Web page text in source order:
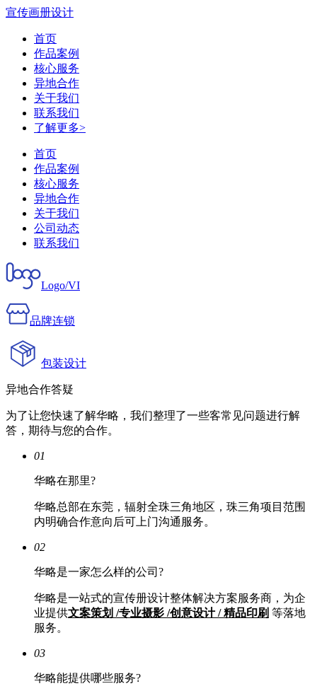
宣传画册设计
首页
作品案例
核心服务
异地合作
关于我们
联系我们
了解更多>
首页
作品案例
核心服务
异地合作
关于我们
公司动态
联系我们
Logo/VI
品牌连锁
包装设计
异地合作答疑
为了让您快速了解华略，我们整理了一些客常见问题进行解
答，期待与您的合作。
01
华略在那里?
华略总部在东莞，辐射全珠三角地区，珠三角项目范围
内明确合作意向后可上门沟通服务。
02
华略是一家怎么样的公司?
华略是一站式的宣传册设计整体解决方案服务商，为企
业提供文案策划 /专业摄影 /创意设计 / 精品印刷 等落地
服务。
03
华略能提供哪些服务?